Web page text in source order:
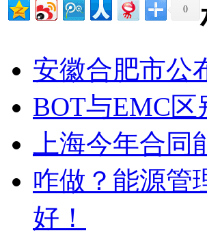
0
安徽合肥市公
BOT与EMC
上海今年合同
咋做？能源管
好！